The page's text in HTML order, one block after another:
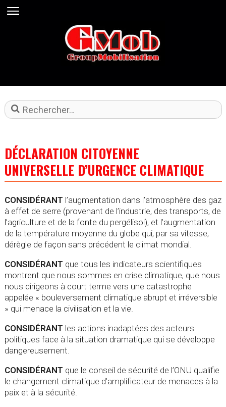
DÉCLARATION CITOYENNE
UNIVERSELLE D’URGENCE CLIMATIQUE
CONSIDÉRANT l’augmentation dans l’atmosphère des gaz
à effet de serre (provenant de l’industrie, des transports, de
l’agriculture et de la fonte du pergélisol), et l’augmentation
de la température moyenne du globe qui, par sa vitesse,
dérègle de façon sans précédent le climat mondial.
CONSIDÉRANT que tous les indicateurs scientifiques
montrent que nous sommes en crise climatique, que nous
nous dirigeons à court terme vers une catastrophe
appelée « bouleversement climatique abrupt et irréversible
» qui menace la civilisation et la vie.
CONSIDÉRANT les actions inadaptées des acteurs
politiques face à la situation dramatique qui se développe
dangereusement.
CONSIDÉRANT que le conseil de sécurité de l’ONU qualifie
le changement climatique d’amplificateur de menaces à la
paix et à la sécurité.